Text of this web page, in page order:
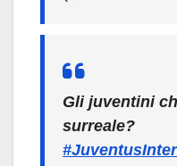
Gli juventini
surreale?
#JuventusInter